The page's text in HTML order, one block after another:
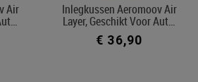
Air Inlegkussen Aeromoov Air
Layer, Geschikt Voor Aut…
€ 36,90